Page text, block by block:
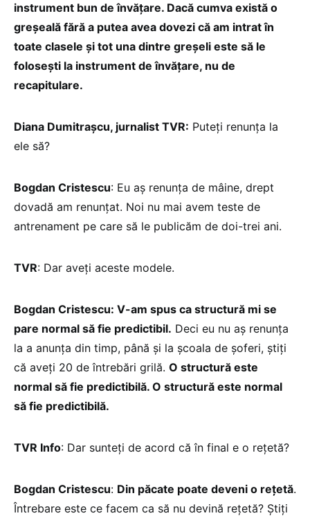
instrument bun de învățare. Dacă cumva există o
greșeală fără a putea avea dovezi că am intrat în
toate clasele și tot una dintre greșeli este să le
folosești la instrument de învățare, nu de
recapitulare.
Diana Dumitrașcu, jurnalist TVR: Puteți renunța la
ele să?
Bogdan Cristescu: Eu aș renunța de mâine, drept
dovadă am renunțat. Noi nu mai avem teste de
antrenament pe care să le publicăm de doi-trei ani.
TVR: Dar aveți aceste modele.
Bogdan Cristescu: V-am spus ca structură mi se
pare normal să fie predictibil. Deci eu nu aș renunța
la a anunța din timp, până și la școala de șoferi, știți
că aveți 20 de întrebări grilă. O structură este
normal să fie predictibilă. O structură este normal
să fie predictibilă.
TVR Info: Dar sunteți de acord că în final e o rețetă?
Bogdan Cristescu: Din păcate poate deveni o rețetă.
Întrebare este ce facem ca să nu devină rețetă? Știți